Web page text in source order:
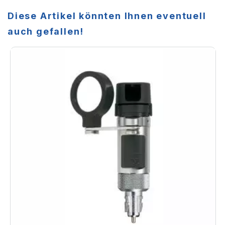
Diese Artikel könnten Ihnen eventuell
auch gefallen!